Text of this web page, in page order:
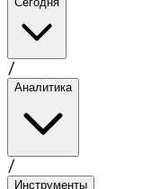
/
Аналитика
/
Инструменты